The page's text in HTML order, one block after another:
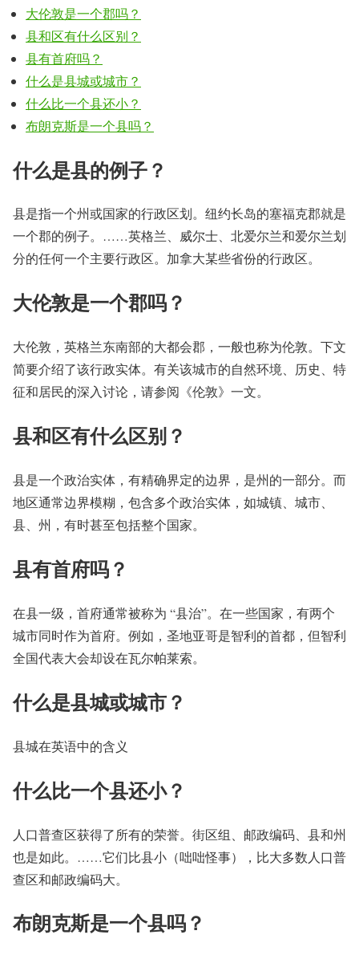
大伦敦是一个郡吗？
县和区有什么区别？
县有首府吗？
什么是县城或城市？
什么比一个县还小？
布朗克斯是一个县吗？
什么是县的例子？
县是指一个州或国家的行政区划。纽约长岛的塞福克郡就是
一个郡的例子。……英格兰、威尔士、北爱尔兰和爱尔兰划
分的任何一个主要行政区。加拿大某些省份的行政区。
大伦敦是一个郡吗？
大伦敦，英格兰东南部的大都会郡，一般也称为伦敦。下文
简要介绍了该行政实体。有关该城市的自然环境、历史、特
征和居民的深入讨论，请参阅《伦敦》一文。
县和区有什么区别？
县是一个政治实体，有精确界定的边界，是州的一部分。而
地区通常边界模糊，包含多个政治实体，如城镇、城市、
县、州，有时甚至包括整个国家。
县有首府吗？
在县一级，首府通常被称为 “县治”。在一些国家，有两个
城市同时作为首府。例如，圣地亚哥是智利的首都，但智利
全国代表大会却设在瓦尔帕莱索。
什么是县城或城市？
县城在英语中的含义
什么比一个县还小？
人口普查区获得了所有的荣誉。街区组、邮政编码、县和州
也是如此。……它们比县小（咄咄怪事），比大多数人口普
查区和邮政编码大。
布朗克斯是一个县吗？